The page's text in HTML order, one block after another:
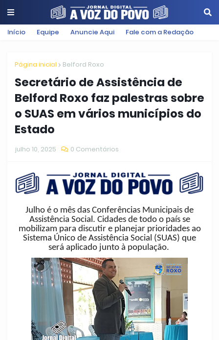
Início Equipe Anuncie Aqui Fale com a Redação
Página inicial Belford Roxo
Secretário de Assistência de
Belford Roxo faz palestras sobre
o SUAS em vários municípios do
Estado
julho 10, 2025 0 Comentários
Julho é o mês das Conferências Municipais de
Assistência Social. Cidades de todo o país se
mobilizam para discutir e planejar prioridades ao
Sistema Único de Assistência Social (SUAS) que
será aplicado junto à população.